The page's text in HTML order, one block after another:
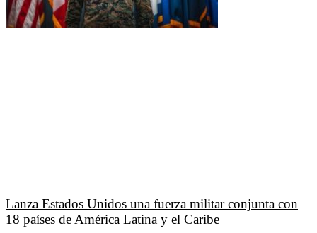
Lanza Estados Unidos una fuerza militar conjunta con
18 países de América Latina y el Caribe